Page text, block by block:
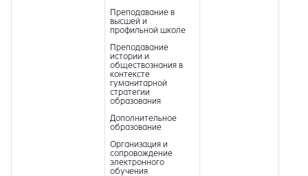
Преподавание в
высшей и
профильной школе
Преподавание
истории и
обществознания в
контексте
гуманитарной
стратегии
образования
Дополнительное
образование
Организация и
сопровождение
электронного
обучения